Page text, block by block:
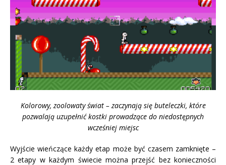
Kolorowy, zoolowaty świat – zaczynają się buteleczki, które
pozwalają uzupełnić kostki prowadzące do niedostępnych
wcześniej miejsc
Wyjście wieńczące każdy etap może być czasem zamknięte –
2 etapy w każdym świecie można przejść bez konieczności